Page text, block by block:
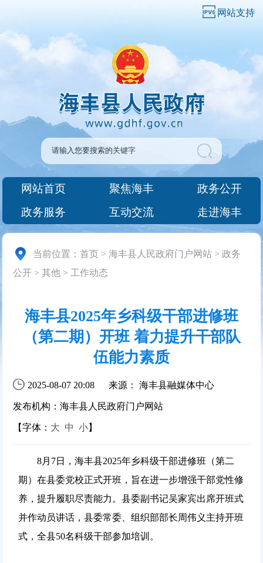
网站支持
网站首页 聚焦海丰
政务公开
政务服务
互动交流 走进海丰
当前位置：首页 >海丰县人民政府门户网站 >政务
公开 >其他 > 工作动态
海丰县2025年乡科级干部进修班
（第二期）开班 着力提升干部队
伍能力素质
2025-08-07 20:08 来源： 海丰县融媒体中心
发布机构：海丰县人民政府门户网站
【字体： 大 中 小】
8月7日，海丰县2025年乡科级干部进修班（第二
期）在县委党校正式开班，旨在进一步增强干部党性修
养，提升履职尽责能力。县委副书记吴家宾出席开班式
并作动员讲话，县委常委、组织部部长周伟义主持开班
式，全县50名科级干部参加培训。